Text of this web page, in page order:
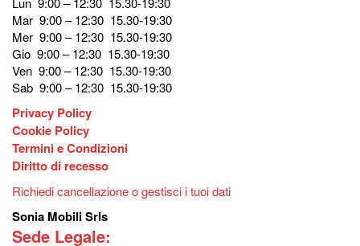
Mar 9:00 – 12:30 15.30-19:30
Mer 9:00 – 12:30 15.30-19:30
Gio 9:00 – 12:30 15.30-19:30
Ven 9:00 – 12:30 15.30-19:30
Sab 9:00 – 12:30 15.30-19:30
Privacy Policy
Cookie Policy
Termini e Condizioni
Diritto di recesso
Richiedi cancellazione o gestisci i tuoi dati
Sonia Mobili Srls
Sede Legale: